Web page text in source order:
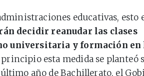
educativas, esto
decidir reanudar las clases
universitaria y formación en
esta medida se planteó
año de Bachillerato, el